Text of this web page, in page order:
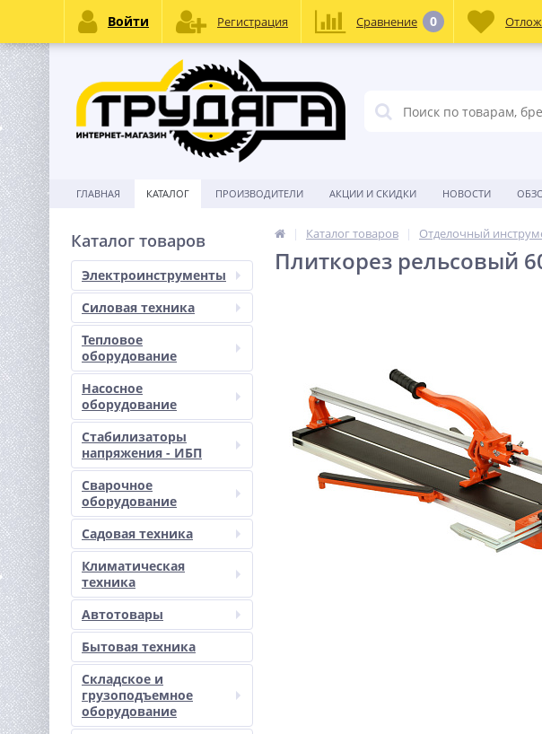
ГЛАВНАЯ КАТАЛОГ ПРОИЗВОДИТЕЛИ АКЦИИ И СКИДКИ НОВОСТИ
Каталог товаров
Электроинструменты
Силовая техника
Тепловое
оборудование
Насосное
оборудование
Стабилизаторы
напряжения - ИБП
Сварочное
оборудование
Садовая техника
Климатическая
техника
Автотовары
Бытовая техника
Складское и
грузоподъемное
оборудование
Каталог товаров Отделочный
Плиткорез рельсовый
Войти Регистрация Сравнение 0